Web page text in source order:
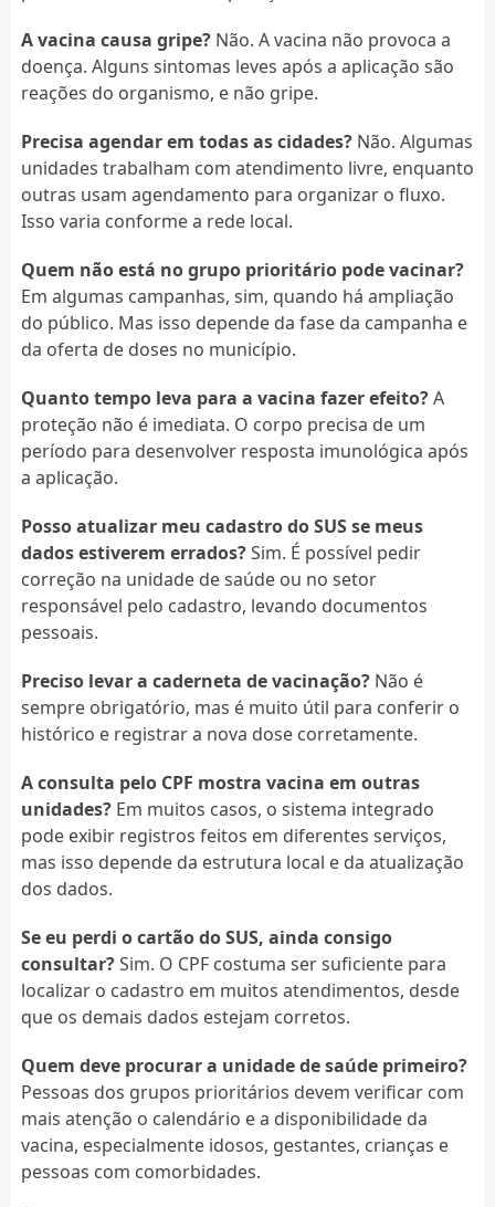
A vacina causa gripe?Não. A vacina não provoca a
doença. Alguns sintomas leves após a aplicação são
reações do organismo, e não gripe.
Precisa agendar em todas as cidades?Não. Algumas
unidades trabalham com atendimento livre, enquanto
outras usam agendamento para organizar o fluxo.
Isso varia conforme a rede local.
Quem não está no grupo prioritário pode vacinar?
Em algumas campanhas, sim, quando há ampliação
do público. Mas isso depende da fase da campanha e
da oferta de doses no município.
Quanto tempo leva para a vacina fazer efeito?A
proteção não é imediata. O corpo precisa de um
período para desenvolver resposta imunológica após
a aplicação.
Posso atualizar meu cadastro do SUS se meus
dados estiverem errados?Sim. É possível pedir
correção na unidade de saúde ou no setor
responsável pelo cadastro, levando documentos
pessoais.
Preciso levar a caderneta de vacinação?Não é
sempre obrigatório, mas é muito útil para conferir o
histórico e registrar a nova dose corretamente.
A consulta pelo CPF mostra vacina em outras
unidades?Em muitos casos, o sistema integrado
pode exibir registros feitos em diferentes serviços,
mas isso depende da estrutura local e da atualização
dos dados.
Se eu perdi o cartão do SUS, ainda consigo
consultar?Sim. O CPF costuma ser suficiente para
localizar o cadastro em muitos atendimentos, desde
que os demais dados estejam corretos.
Quem deve procurar a unidade de saúde primeiro?
Pessoas dos grupos prioritários devem verificar com
mais atenção o calendário e a disponibilidade da
vacina, especialmente idosos, gestantes, crianças e
pessoas com comorbidades.